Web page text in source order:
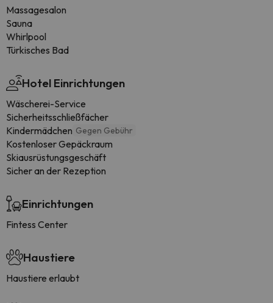
Massagesalon
Sauna
Whirlpool
Türkisches Bad
Hotel Einrichtungen
Wäscherei-Service
Sicherheitsschließfächer
Kindermädchen Gegen Gebühr
Kostenloser Gepäckraum
Skiausrüstungsgeschäft
Sicher an der Rezeption
Einrichtungen
Fintess Center
Haustiere
Haustiere erlaubt